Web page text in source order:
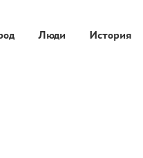
Люди История